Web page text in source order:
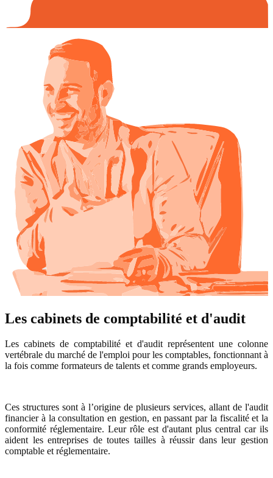
Les cabinets de comptabilité et d'audit
Les cabinets de comptabilité et d'audit représentent une colonne
vertébrale du marché de l'emploi pour les comptables, fonctionnant à
la fois comme formateurs de talents et comme grands employeurs.
Ces structures sont à l’origine de plusieurs services, allant de l'audit
financier à la consultation en gestion, en passant par la fiscalité et la
conformité réglementaire. Leur rôle est d'autant plus central car ils
aident les entreprises de toutes tailles à réussir dans leur gestion
comptable et réglementaire.